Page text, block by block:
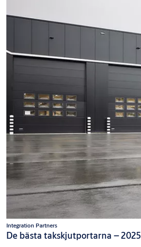
Integration Partners
De bästa takskjutportarna – 2025